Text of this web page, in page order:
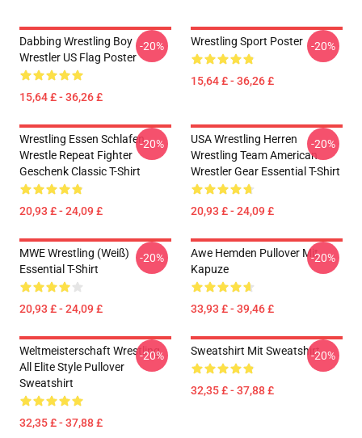
Dabbing Wrestling Boy
Wrestler US Flag Poster
15,64 £ - 36,26 £
-20% Wrestling Sport Poster
15,64 £ - 36,26 £
-20%
Wrestling Essen Schlafen
Wrestle Repeat Fighter
Geschenk Classic T-Shirt
20,93 £ - 24,09 £
-20%
USA Wrestling Herren
Wrestling Team American
Wrestler Gear Essential T-Shirt
20,93 £ - 24,09 £
-20%
MWE Wrestling (weiß)
Essential T-Shirt
20,93 £ - 24,09 £
-20%
Awe Hemden Pullover Mit
Kapuze
33,93 £ - 39,46 £
-20%
Weltmeisterschaft Wrestling
All Elite Style Pullover
Sweatshirt
32,35 £ - 37,88 £
-20% Sweatshirt Mit Sweatshirt
32,35 £ - 37,88 £
-20%